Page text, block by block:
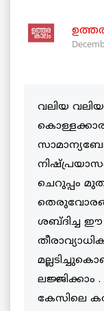
വലിയ
ചെറുപ്പം
ശബ്ദിച്ച
കേസിലെ